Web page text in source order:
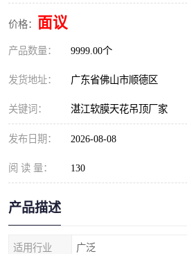
价格： 面议
产品数量： 9999.00个
发货地址： 广东省佛山市顺德区
关键词： 湛江软膜天花吊顶厂家
发布日期： 2026-08-08
阅 读 量： 130
产品描述
适用行业 广泛